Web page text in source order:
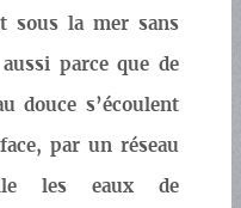
sous la mer sans
parce que de
douce s’écoulent
par un réseau
les eaux de